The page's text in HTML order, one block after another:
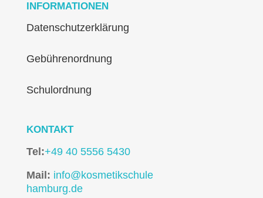
INFORMATIONEN
Datenschutzerklärung
Gebührenordnung
Schulordnung
KONTAKT
Tel:+49 40 5556 5430
Mail: info@kosmetikschule
hamburg.de